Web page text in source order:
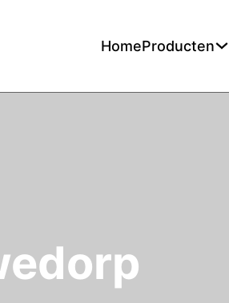
HomeProducten